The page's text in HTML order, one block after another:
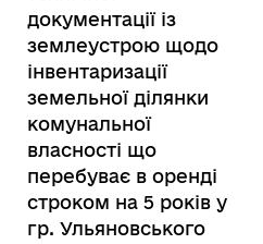
документації із
землеустрою щодо
інвентаризації
земельної ділянки
комунальної
власності що
перебуває в оренді
строком на 5 років у
гр. Ульяновського